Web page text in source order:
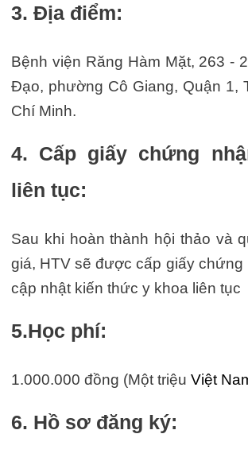
3. Địa điểm:
Bệnh viện Răng Hàm Mặt, 263 -
Đạo, phường Cô Giang, Quận 1,
Chí Minh.
4. Cấp giấy chứng
liên tục:
Sau khi hoàn thành hội thảo và
giá, HTV sẽ được cấp giấy chứng
cập nhật kiến thức y khoa liên tục
5.Học phí:
1.000.000 đồng (Một triệu Việt
6. Hồ sơ đăng ký: